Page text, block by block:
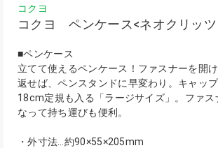
コクヨ
コクヨ ペンケース<ネオクリッツ
■ペンケース
立てて使えるペンケース！ファスナーを開
返せば、ペンスタンドに早変わり。キャッ
18cm定規も入る「ラージサイズ」。ファス
なって持ち運びも便利。
・外寸法…約90×55×205mm